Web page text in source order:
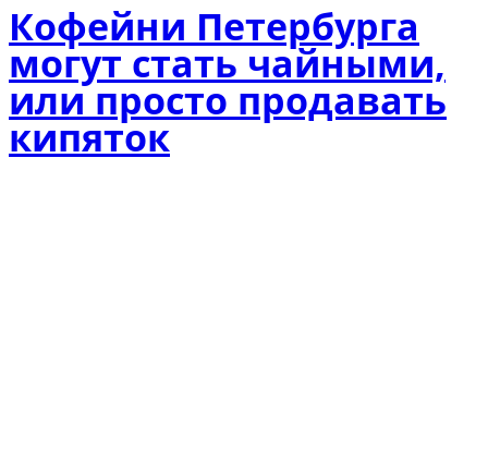
Кофейни Петербурга
могут стать чайными,
или просто продавать
кипяток